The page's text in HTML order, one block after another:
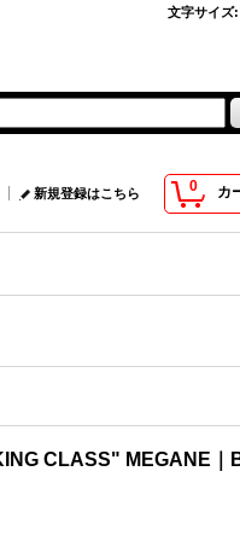
文字サイズ:
0 カ
新規登録はこちら
CLASS" MEGANE｜